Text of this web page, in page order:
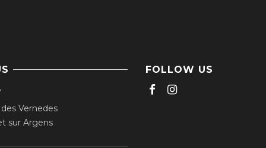
Vernedes
sur Argens
FOLLOW US